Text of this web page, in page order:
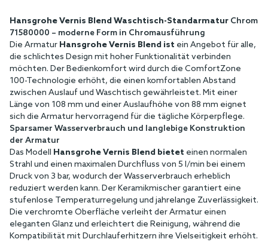
Hansgrohe Vernis Blend Waschtisch-Standarmatur Chrom
71580000 – moderne Form in Chromausführung
Die Armatur Hansgrohe Vernis Blend ist ein Angebot für alle,
die schlichtes Design mit hoher Funktionalität verbinden
möchten. Der Bedienkomfort wird durch die ComfortZone
100-Technologie erhöht, die einen komfortablen Abstand
zwischen Auslauf und Waschtisch gewährleistet. Mit einer
Länge von 108 mm und einer Auslaufhöhe von 88 mm eignet
sich die Armatur hervorragend für die tägliche Körperpflege.
Sparsamer Wasserverbrauch und langlebige Konstruktion
der Armatur
Das Modell Hansgrohe Vernis Blend bietet einen normalen
Strahl und einen maximalen Durchfluss von 5 l/min bei einem
Druck von 3 bar, wodurch der Wasserverbrauch erheblich
reduziert werden kann. Der Keramikmischer garantiert eine
stufenlose Temperaturregelung und jahrelange Zuverlässigkeit.
Die verchromte Oberfläche verleiht der Armatur einen
eleganten Glanz und erleichtert die Reinigung, während die
Kompatibilität mit Durchlauferhitzern ihre Vielseitigkeit erhöht.